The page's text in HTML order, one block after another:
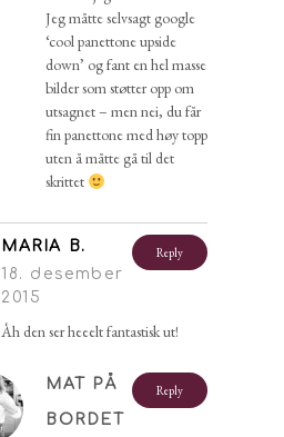
Jeg måtte selvsagt google
‘cool panettone upside
down’ og fant en hel masse
bilder som støtter opp om
utsagnet – men nei, du får
fin panettone med høy topp
uten å måtte gå til det
skrittet
Reply
MARIA B.
18. desember
2015
Åh den ser heeelt fantastisk ut!
Reply
MAT PÅ
BORDET